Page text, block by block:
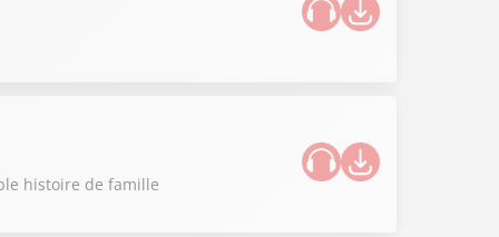
histoire de famille